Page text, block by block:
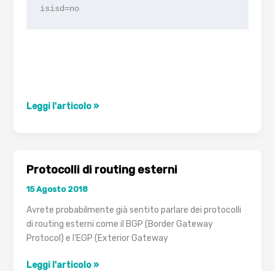
isisd=no
Usare
RIP
sotto
Debian
Leggi l'articolo »
Protocolli di routing esterni
15 Agosto 2018
Avrete probabilmente già sentito parlare dei protocolli
di routing esterni come il BGP (Border Gateway
Protocol) e l’EGP (Exterior Gateway
Protocolli
Leggi l'articolo »